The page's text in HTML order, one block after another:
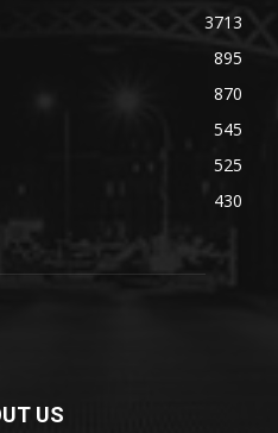
3713
895
870
545
525
430
US